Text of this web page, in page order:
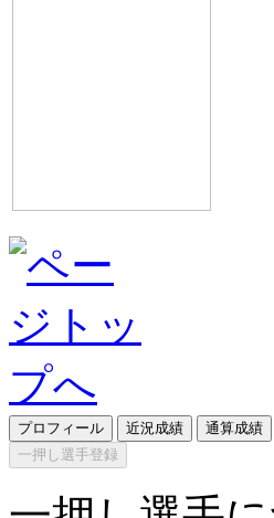
プロフィール 近況成績
通算成績
一押し選手登録